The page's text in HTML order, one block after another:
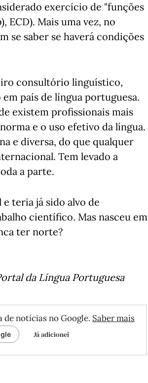
exercício de "funções
ECD). Mais uma vez, no
se saber se haverá condições
consultório linguístico,
país de língua portuguesa.
existem profissionais mais
e o uso efetivo da língua.
e diversa, do que qualquer
Tem levado a
a parte.
teria já sido alvo de
científico. Mas nasceu em
ter norte?
da Língua Portuguesa
notícias no Google. Saber mais
Já adicionei